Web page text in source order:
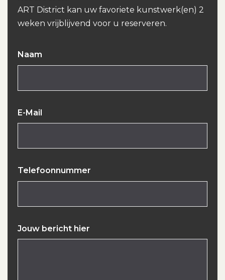
ART District kan uw favoriete kunstwerk(en) 2
weken vrijblijvend voor u reserveren.
Naam
E-Mail
Telefoonnummer
Jouw bericht hier